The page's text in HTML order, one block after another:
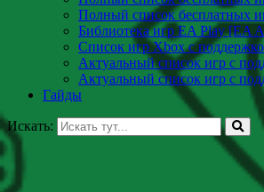
Полный список бесплатных
Библиотека игр EA Play [EA
Список игр Xbox c
Актуальный список игр с
Актуальный список игр с
Гайды
Искать: